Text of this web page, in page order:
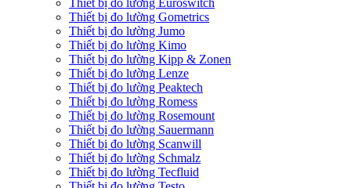
Thiết bị đo lường Gometrics
Thiết bị đo lường Jumo
Thiết bị đo lường Kimo
Thiết bị đo lường Kipp & Zonen
Thiết bị đo lường Lenze
Thiết bị đo lường Peaktech
Thiết bị đo lường Romess
Thiết bị đo lường Rosemount
Thiết bị đo lường Sauermann
Thiết bị đo lường Scanwill
Thiết bị đo lường Schmalz
Thiết bị đo lường Tecfluid